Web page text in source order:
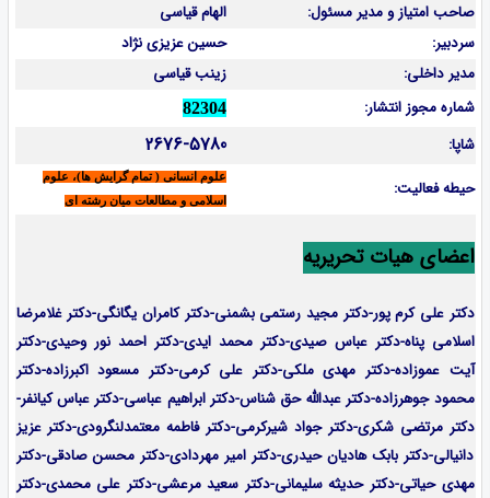
صاحب امتیاز و مدیر مسئول:
الهام قیاسی
سردبیر:
حسین عزیزی نژاد
مدیر داخلی:
زینب قیاسی
شماره مجوز انتشار:
82304
شاپا: 2676-5780
حیطه فعالیت:
علوم انسانی ( تمام گرایش ها)، علوم
اسلامی و مطالعات میان رشته ای
اعضای هیات تحریریه
دکتر علی کرم پور-دکتر مجید رستمی بشمنی-دکتر کامران یگانگی-دکتر غلامرضا
اسلامی پناه-دکتر عباس صیدی-دکتر محمد ایدی-دکتر احمد نور وحیدی-دکتر
آیت عموزاده-دکتر مهدی ملکی-دکتر علی کرمی-دکتر مسعود اکبرزاده-دکتر
محمود جوهرزاده-دکتر عبدالله حق شناس-دکتر ابراهیم عباسی-دکتر عباس کیانفر-
دکتر مرتضی شکری-دکتر جواد شیرکرمی-دکتر فاطمه معتمدلنگرودی-دکتر عزیز
دانیالی-دکتر بابک هادیان حیدری-دکتر امیر مهردادی-دکتر محسن صادقی-دکتر
مهدی حیاتی-دکتر حدیثه سلیمانی-دکتر سعید مرعشی-دکتر علی محمدی-دکتر